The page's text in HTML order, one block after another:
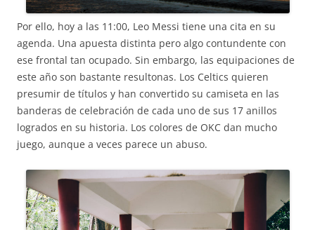
Por ello, hoy a las 11:00, Leo Messi tiene una cita en su
agenda. Una apuesta distinta pero algo contundente con
ese frontal tan ocupado. Sin embargo, las equipaciones de
este año son bastante resultonas. Los Celtics quieren
presumir de títulos y han convertido su camiseta en las
banderas de celebración de cada uno de sus 17 anillos
logrados en su historia. Los colores de OKC dan mucho
juego, aunque a veces parece un abuso.